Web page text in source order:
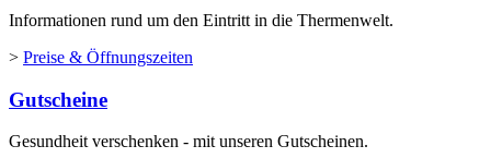
Informationen rund um den Eintritt in die Thermenwelt.
> Preise & Öffnungszeiten
Gutscheine
Gesundheit verschenken - mit unseren Gutscheinen.